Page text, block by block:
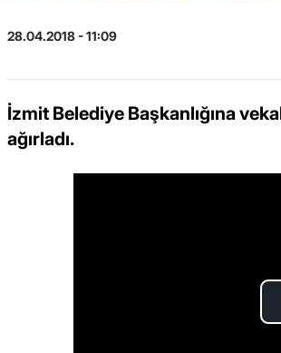
28.04.2018 - 11:09
İzmit Belediye Başkanlığına
ağırladı.